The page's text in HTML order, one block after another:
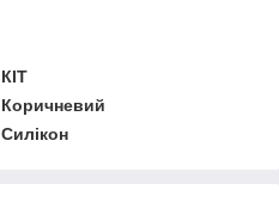
КІТ
Коричневий
Силікон